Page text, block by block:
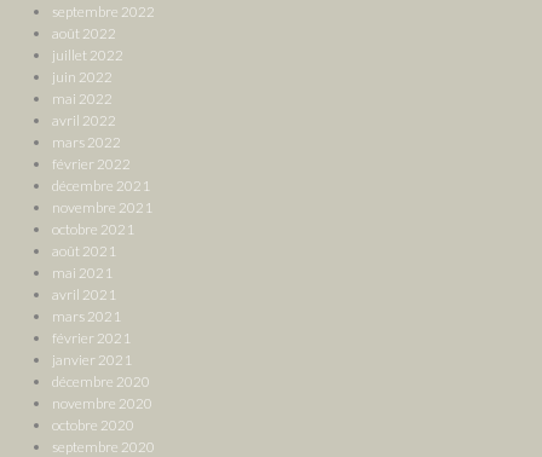
septembre 2022
août 2022
juillet 2022
juin 2022
mai 2022
avril 2022
mars 2022
février 2022
décembre 2021
novembre 2021
octobre 2021
août 2021
mai 2021
avril 2021
mars 2021
février 2021
janvier 2021
décembre 2020
novembre 2020
octobre 2020
septembre 2020